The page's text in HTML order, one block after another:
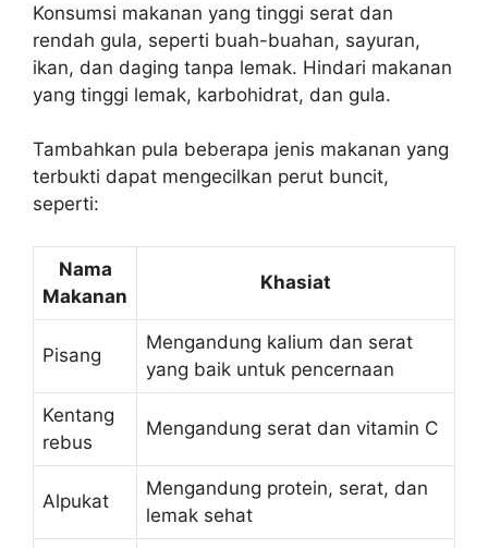
Konsumsi makanan yang tinggi serat dan
rendah gula, seperti buah-buahan, sayuran,
ikan, dan daging tanpa lemak. Hindari makanan
yang tinggi lemak, karbohidrat, dan gula.
Tambahkan pula beberapa jenis makanan yang
terbukti dapat mengecilkan perut buncit,
seperti:
Nama
Makanan
Khasiat
Pisang
Mengandung kalium dan serat
yang baik untuk pencernaan
Kentang
rebus
Mengandung serat dan vitamin C
Alpukat
Mengandung protein, serat, dan
lemak sehat